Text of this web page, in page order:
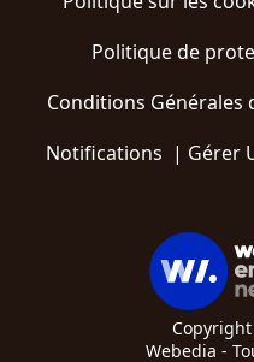
Politique de
Conditions
Notifications | Gérer
Webedia -